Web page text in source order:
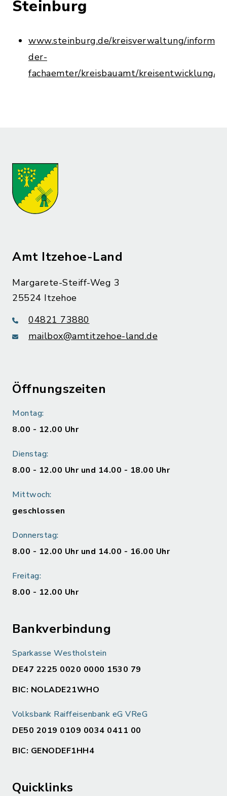
Steinburg
www.steinburg.de/kreisverwaltung/
der-
fachaemter/kreisbauamt/kreisentwicklung/
Amt Itzehoe-Land
Margarete-Steiff-Weg 3
25524 Itzehoe
04821 73880
mailbox@amtitzehoe-land.de
Öffnungszeiten
Montag:
8.00 - 12.00 Uhr
Dienstag:
8.00 - 12.00 Uhr und 14.00 - 18.00 Uhr
Mittwoch:
geschlossen
Donnerstag:
8.00 - 12.00 Uhr und 14.00 - 16.00 Uhr
Freitag:
8.00 - 12.00 Uhr
Bankverbindung
Sparkasse Westholstein
DE47 2225 0020 0000 1530 79
BIC: NOLADE21WHO
Volksbank Raiffeisenbank eG VReG
DE50 2019 0109 0034 0411 00
BIC: GENODEF1HH4
Quicklinks